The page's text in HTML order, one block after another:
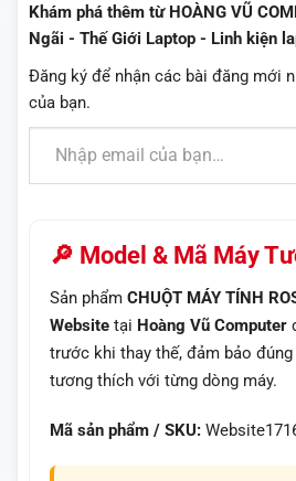
Khám phá thêm từ HOÀNG VŨ
Ngãi - Thế Giới Laptop - Linh kiện
Đăng ký để nhận các bài đăng mới
của bạn.
Nhập email của bạn…
🔎 Model & Mã Máy
Sản phẩm CHUỘT MÁY TÍNH
Website tại Hoàng Vũ Computer
trước khi thay thế, đảm bảo
tương thích với từng dòng máy.
Mã sản phẩm / SKU: